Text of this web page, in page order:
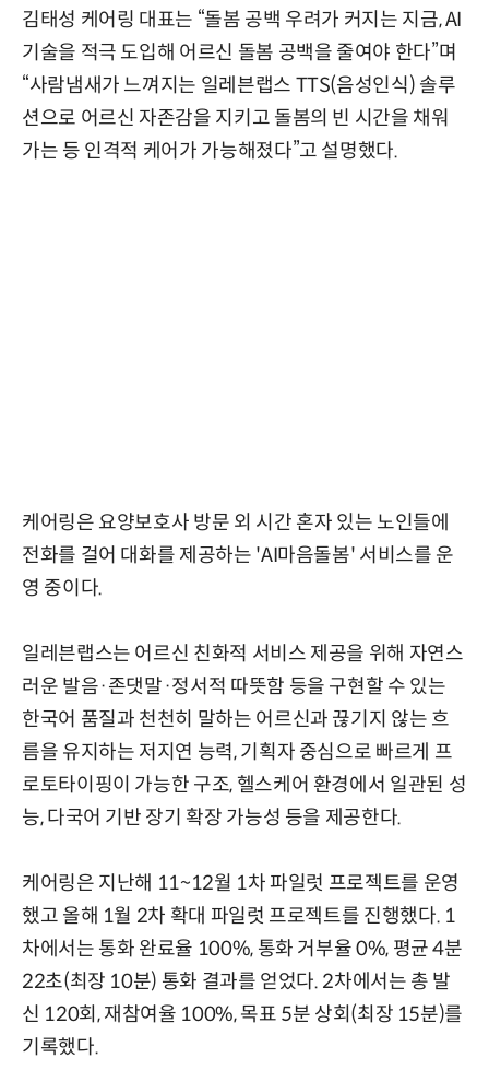
김태성 케어링 대표는 “돌봄 공백 우려가 커지는 지금, AI
기술을 적극 도입해 어르신 돌봄 공백을 줄여야 한다”며
“사람냄새가 느껴지는 일레븐랩스 TTS(음성인식) 솔루
션으로 어르신 자존감을 지키고 돌봄의 빈 시간을 채워
가는 등 인격적 케어가 가능해졌다”고 설명했다.
케어링은 요양보호사 방문 외 시간 혼자 있는 노인들에
전화를 걸어 대화를 제공하는 'AI마음돌봄' 서비스를 운
영 중이다.
일레븐랩스는 어르신 친화적 서비스 제공을 위해 자연스
러운 발음·존댓말·정서적 따뜻함 등을 구현할 수 있는
한국어 품질과 천천히 말하는 어르신과 끊기지 않는 흐
름을 유지하는 저지연 능력, 기획자 중심으로 빠르게 프
로토타이핑이 가능한 구조, 헬스케어 환경에서 일관된 성
능, 다국어 기반 장기 확장 가능성 등을 제공한다.
케어링은 지난해 11~12월 1차 파일럿 프로젝트를 운영
했고 올해 1월 2차 확대 파일럿 프로젝트를 진행했다. 1
차에서는 통화 완료율 100%, 통화 거부율 0%, 평균 4분
22초(최장 10분) 통화 결과를 얻었다. 2차에서는 총 발
신 120회, 재참여율 100%, 목표 5분 상회(최장 15분)를
기록했다.